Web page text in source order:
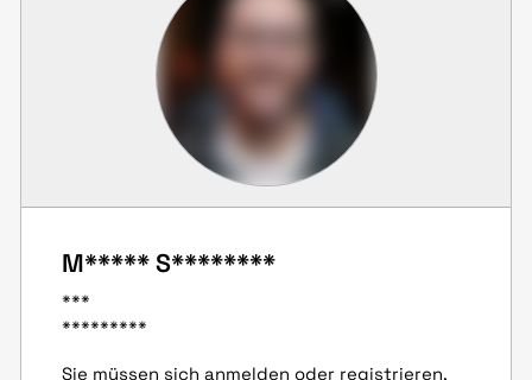
M***** S********
***
*********
Sie müssen sich anmelden oder registrieren,